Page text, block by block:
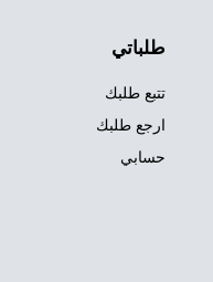
طلباتي
تتبع طلبك
ارجع طلبك
حسابي